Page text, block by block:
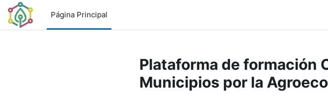
Salta al contenido principal
Página Principal
Plataforma de formación
Municipios por la